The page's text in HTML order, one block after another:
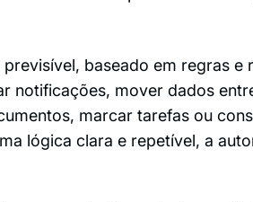
baseado em regras e
notificações, mover dados
marcar tarefas ou
lógica clara e repetível, a